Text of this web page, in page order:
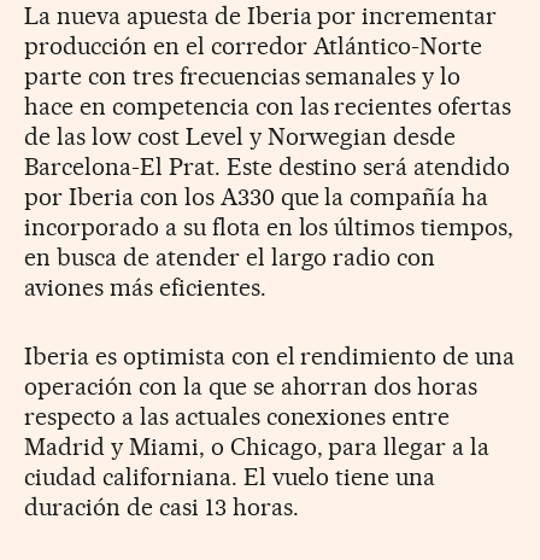
La nueva apuesta de Iberia por incrementar
producción en el corredor Atlántico-Norte
parte con tres frecuencias semanales y lo
hace en competencia con las recientes ofertas
de las low cost Level y Norwegian desde
Barcelona-El Prat. Este destino será atendido
por Iberia con los A330 que la compañía ha
incorporado a su flota en los últimos tiempos,
en busca de atender el largo radio con
aviones más eficientes.
Iberia es optimista con el rendimiento de una
operación con la que se ahorran dos horas
respecto a las actuales conexiones entre
Madrid y Miami, o Chicago, para llegar a la
ciudad californiana. El vuelo tiene una
duración de casi 13 horas.